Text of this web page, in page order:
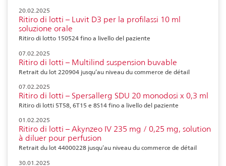
20.02.2025
Ritiro di lotti – Luvit D3 per la profilassi 10 ml
soluzione orale
Ritiro di lotto 150524 fino a livello del paziente
07.02.2025
Ritiro di lotti – Multilind suspension buvable
Retrait du lot 220904 jusqu’au niveau du commerce de détail
07.02.2025
Ritiro di lotti – Spersallerg SDU 20 monodosi x 0,3 ml
Ritiro di lotti 5T58, 6T15 e 8S14 fino a livello del paziente
01.02.2025
Ritiro di lotti – Akynzeo IV 235 mg / 0,25 mg, solution
à diluer pour perfusion
Retrait du lot 44000228 jusqu’au niveau du commerce de détail
30.01.2025